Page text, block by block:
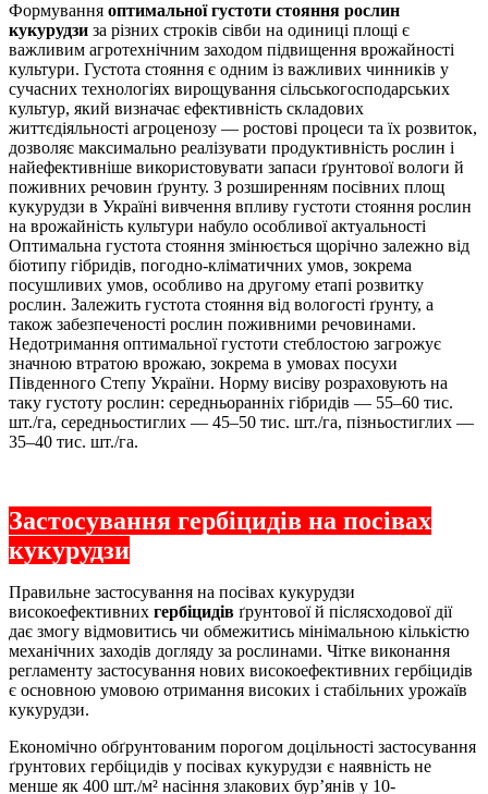
Формування оптимальної густоти стояння рослин
кукурудзи за різних строків сівби на одиниці площі є
важливим агротехнічним заходом підвищення врожайності
культури. Густота стояння є одним із важливих чинників у
сучасних технологіях вирощування сільськогосподарських
культур, який визначає ефективність складових
життєдіяльності агроценозу — ростові процеси та їх розвиток,
дозволяє максимально реалізувати продуктивність рослин і
найефективніше використовувати запаси ґрунтової вологи й
поживних речовин ґрунту. З розширенням посівних площ
кукурудзи в Україні вивчення впливу густоти стояння рослин
на врожайність культури набуло особливої актуальності
Оптимальна густота стояння змінюється щорічно залежно від
біотипу гібридів, погодно-кліматичних умов, зокрема
посушливих умов, особливо на другому етапі розвитку
рослин. Залежить густота стояння від вологості ґрунту, а
також забезпеченості рослин поживними речовинами.
Недотримання оптимальної густоти стеблостою загрожує
значною втратою врожаю, зокрема в умовах посухи
Південного Степу України. Норму висіву розраховують на
таку густоту рослин: середньоранніх гібридів — 55–60 тис.
шт./га, середньостиглих — 45–50 тис. шт./га, пізньостиглих —
35–40 тис. шт./га.
Застосування гербіцидів на посівах
кукурудзи
Правильне застосування на посівах кукурудзи
високоефективних гербіцидів ґрунтової й післясходової дії
дає змогу відмовитись чи обмежитись мінімальною кількістю
механічних заходів догляду за рослинами. Чітке виконання
регламенту застосування нових високоефективних гербіцидів
є основною умовою отримання високих і стабільних урожаїв
кукурудзи.
Економічно обґрунтованим порогом доцільності застосування
ґрунтових гербіцидів у посівах кукурудзи є наявність не
менше як 400 шт./м² насіння злакових бур’янів у 10-